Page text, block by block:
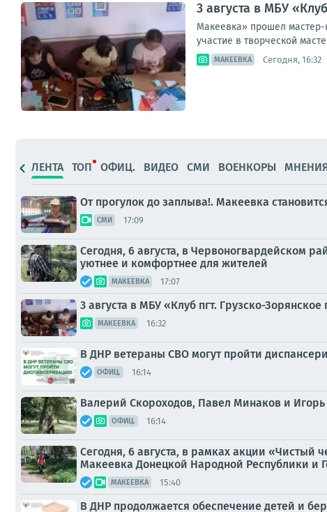
3 августа в МБУ
Макеевка» прошел мастер-
участие в творческой
МАКЕЕВКА Сегодня, 16:32
ЛЕНТА ТОП ОФИЦ. ВИДЕО СМИ ВОЕНКОРЫ
От прогулок до заплыва!. Макеевка
СМИ 17:09
Сегодня, 6 августа, в Червоногвардейском
уютнее и комфортнее для жителей
МАКЕЕВКА 17:07
3 августа в МБУ «Клуб пгт. Грузско-Зорянское
МАКЕЕВКА 16:32
В ДНР ветераны СВО могут пройти
ОФИЦ. 16:14
Валерий Скороходов, Павел Минаков и
ОФИЦ. 16:14
Сегодня, 6 августа, в рамках акции «Чистый
Макеевка Донецкой Народной Республики и
МАКЕЕВКА 15:40
В ДНР продолжается обеспечение детей и